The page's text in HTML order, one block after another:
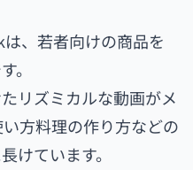
、若者向けの商品を
。
リズミカルな動画がメ
方料理の作り方などの
けています。